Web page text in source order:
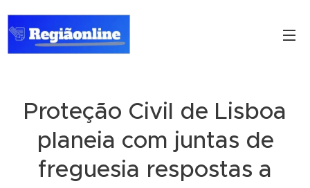
Proteção Civil de Lisboa
planeia com juntas de
freguesia respostas a